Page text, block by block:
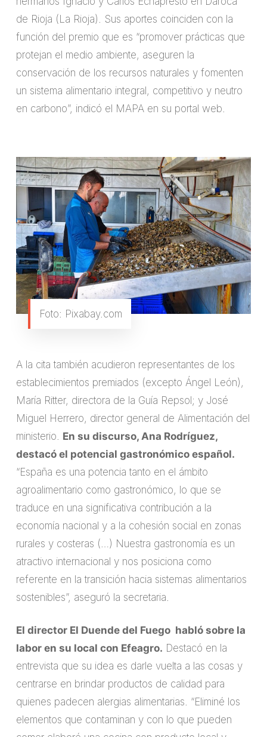
de Rioja (La Rioja). Sus aportes coinciden con la
función del premio que es “promover prácticas que
protejan el medio ambiente, aseguren la
conservación de los recursos naturales y fomenten
un sistema alimentario integral, competitivo y neutro
en carbono”, indicó el MAPA en su portal web.
Foto: Pixabay.com
A la cita también acudieron representantes de los
establecimientos premiados (excepto Ángel León),
María Ritter, directora de la Guía Repsol; y José
Miguel Herrero, director general de Alimentación del
ministerio. En su discurso, Ana Rodríguez,
destacó el potencial gastronómico español.
“España es una potencia tanto en el ámbito
agroalimentario como gastronómico, lo que se
traduce en una significativa contribución a la
economía nacional y a la cohesión social en zonas
rurales y costeras (…) Nuestra gastronomía es un
atractivo internacional y nos posiciona como
referente en la transición hacia sistemas alimentarios
sostenibles”, aseguró la secretaria.
El director El Duende del Fuego habló sobre la
labor en su local con Efeagro. Destacó en la
entrevista que su idea es darle vuelta a las cosas y
centrarse en brindar productos de calidad para
quienes padecen alergias alimentarias. “Eliminé los
elementos que contaminan y con lo que pueden